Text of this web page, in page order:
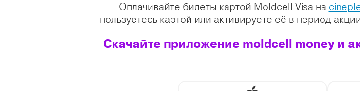
Оплачивайте билеты картой Moldcell Visa на
пользуетесь картой или активируете её в период
Скачайте приложение moldcell money и